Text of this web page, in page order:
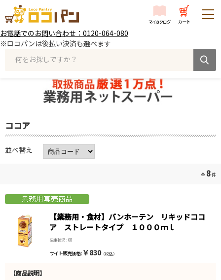
お電話でのお問い合わせ：0120-064-080
※ロコパンは後払い決済も選べます
何をお探しですか？
ココア
並べ替え
全 8件
【業務用・食材】バンホーテン リキッドココ
ア ストレートタイプ １０００ｍｌ
在庫状況 : 68
サイト販売価格 : ￥830（税込）
【商品説明】